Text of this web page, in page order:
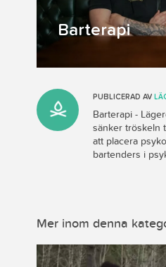
Barterapi
PUBLICERAD AV
Barterapi -
sänker tröskeln
att placera
bartenders i
Mer inom denna